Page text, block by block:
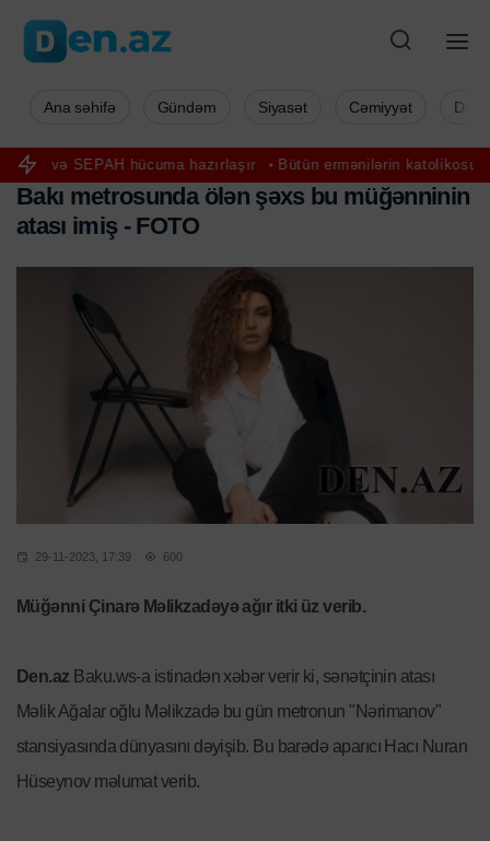
hücuma hazırlaşır Bütün ermənilərin katolikosu ilk dəfə
Ana səhifə Gündəm Siyasət Cəmiyyət
Bakı metrosunda ölən şəxs bu müğənninin
atası imiş - FOTO
29-11-2023, 17:39 600
Müğənni Çinarə Məlikzadəyə ağır itki üz verib.
Den.az Baku.ws-a istinadən xəbər verir ki, sənətçinin atası
Məlik Ağalar oğlu Məlikzadə bu gün metronun "Nərimanov"
stansiyasında dünyasını dəyişib. Bu barədə aparıcı Hacı Nuran
Hüseynov məlumat verib.